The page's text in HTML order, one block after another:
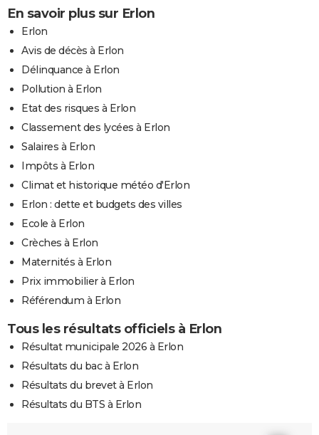
En savoir plus sur Erlon
Erlon
Avis de décès à Erlon
Délinquance à Erlon
Pollution à Erlon
Etat des risques à Erlon
Classement des lycées à Erlon
Salaires à Erlon
Impôts à Erlon
Climat et historique météo d'Erlon
Erlon : dette et budgets des villes
Ecole à Erlon
Crèches à Erlon
Maternités à Erlon
Prix immobilier à Erlon
Référendum à Erlon
Tous les résultats officiels à Erlon
Résultat municipale 2026 à Erlon
Résultats du bac à Erlon
Résultats du brevet à Erlon
Résultats du BTS à Erlon